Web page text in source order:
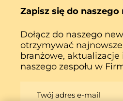
Zapisz się do
Dołącz do naszego
otrzymywać
branżowe,
naszego zespołu w